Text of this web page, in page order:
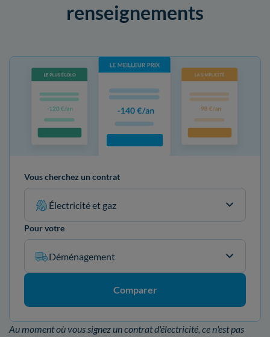
renseignements
Vous cherchez un contrat
Électricité et gaz
Pour votre
Déménagement
Comparer
Au moment où vous signez un contrat d'électricité, ce n'est pas